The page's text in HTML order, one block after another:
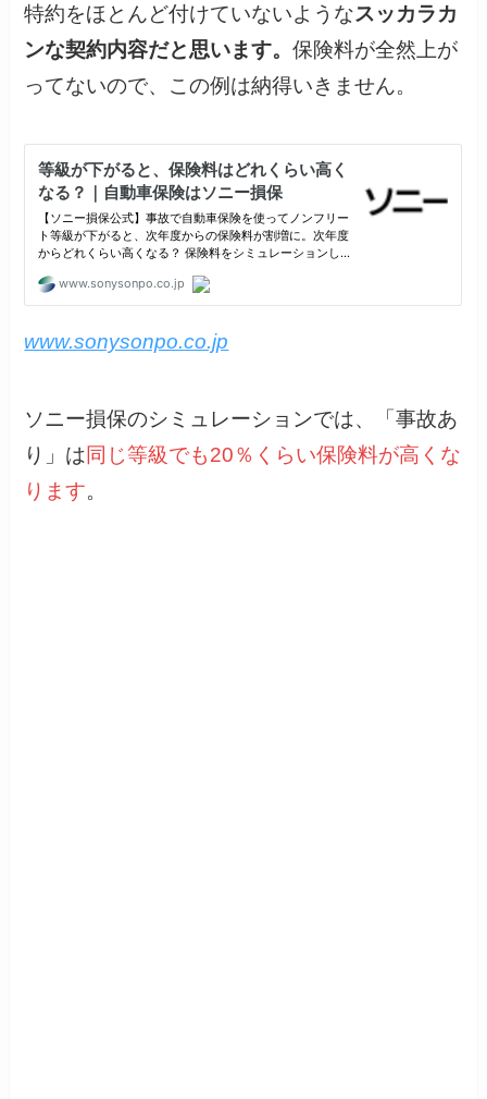
特約をほとんど付けていないようなスッカラカ
ンな契約内容だと思います。保険料が全然上が
ってないので、この例は納得いきません。
www.sonysonpo.co.jp
ソニー損保のシミュレーションでは、「事故あ
り」は同じ等級でも20％くらい保険料が高くな
ります。